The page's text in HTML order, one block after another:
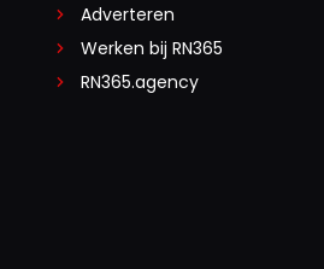
Adverteren
Werken bij RN365
RN365.agency